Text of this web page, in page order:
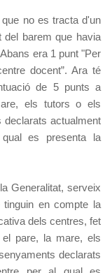
no es tracta d'un
del barem que havia
era 1 punt "Per
docent”. Ara té
de 5 punts a
els tutors o els
actualment
es presenta la
Generalitat, serveix
tinguin en compte la
dels centres, fet
pare, la mare, els
declarats